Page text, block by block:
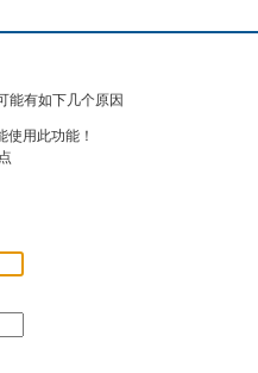
能有如下几个原因
使用此功能！